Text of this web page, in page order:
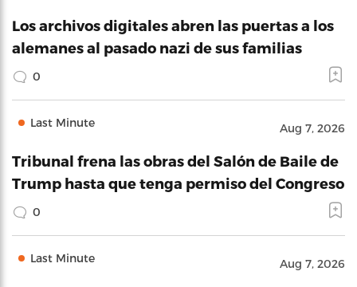
Los archivos digitales abren las puertas a los
alemanes al pasado nazi de sus familias
0
Last Minute Aug 7, 2026
Tribunal frena las obras del Salón de Baile de
Trump hasta que tenga permiso del Congreso
0
Last Minute Aug 7, 2026